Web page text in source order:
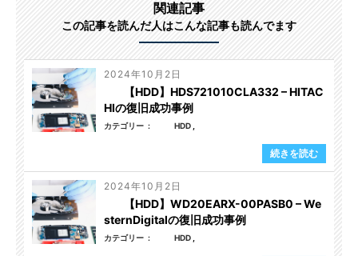
関連記事
この記事を読んだ人はこんな記事も読んでます
2024年10月2日
【HDD】HDS721010CLA332 – HITAC
HIの復旧成功事例
カテゴリー HDD
続きを読む
2024年10月2日
【HDD】WD20EARX-00PASB0 – We
sternDigitalの復旧成功事例
カテゴリー HDD